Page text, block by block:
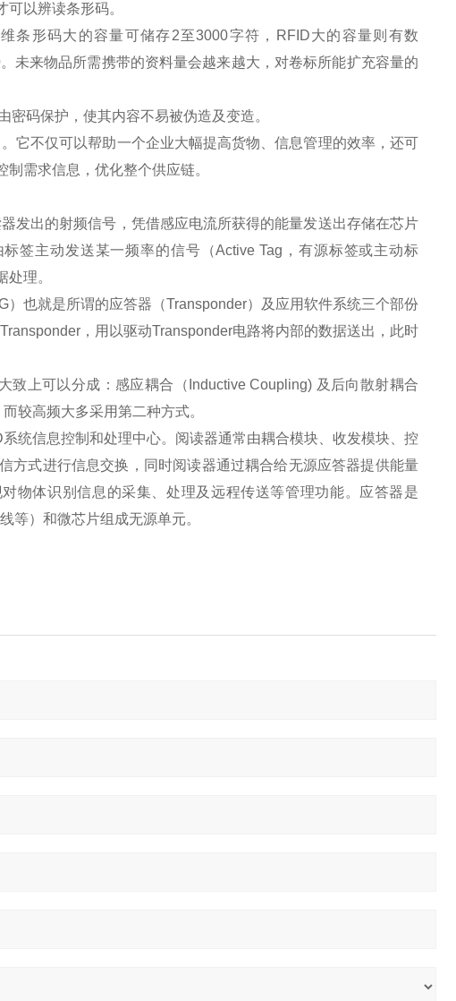
以辨读条形码。
形码大的容量可储存2至3000字符，RFID大的容量则有数
未来物品所需携带的资料量会越来越大，对卷标所能扩充容量的
码保护，使其内容不易被伪造及变造。
不仅可以帮助一个企业大幅提高货物、信息管理的效率，还可
需求信息，优化整个供应链。
发出的射频信号，凭借感应电流所获得的能量发送出存储在芯片
签主动发送某一频率的信号（Active Tag，有源标签或主动标
理。
也就是所谓的应答器（Transponder）及应用软件系统三个部份
，用以驱动Transponder电路将内部的数据送出，此时
致上可以分成：感应耦合（Inductive Coupling) 及后向散射耦合
较高频大多采用第二种方式。
统信息控制和处理中心。阅读器通常由耦合模块、收发模块、控
方式进行信息交换，同时阅读器通过耦合给无源应答器提供能量
物体识别信息的采集、处理及远程传送等管理功能。应答器是
等）和微芯片组成无源单元。